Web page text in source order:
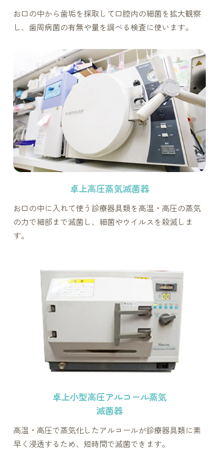
お口の中から歯垢を採取して口腔内の細菌を拡大観察
し、歯周病菌の有無や量を調べる検査に使います。
卓上高圧蒸気滅菌器
お口の中に入れて使う診療器具類を高温・高圧の蒸気
の力で細部まで滅菌し、細菌やウイルスを殺滅しま
す。
卓上小型高圧アルコール蒸気
滅菌器
高温・高圧で蒸気化したアルコールが診療器具類に素
早く浸透するため、短時間で滅菌できます。